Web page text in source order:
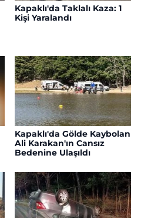
Kapaklı'da Taklalı Kaza: 1
Kişi Yaralandı
Kapaklı'da Gölde Kaybolan
Ali Karakan'ın Cansız
Bedenine Ulaşıldı